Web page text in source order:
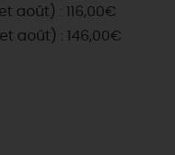
août) : 116,00€
août) : 146,00€